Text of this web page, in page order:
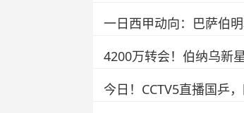
一日西甲动向：巴萨伯
4200万转会！伯纳乌新
今日！CCTV5直播国乒